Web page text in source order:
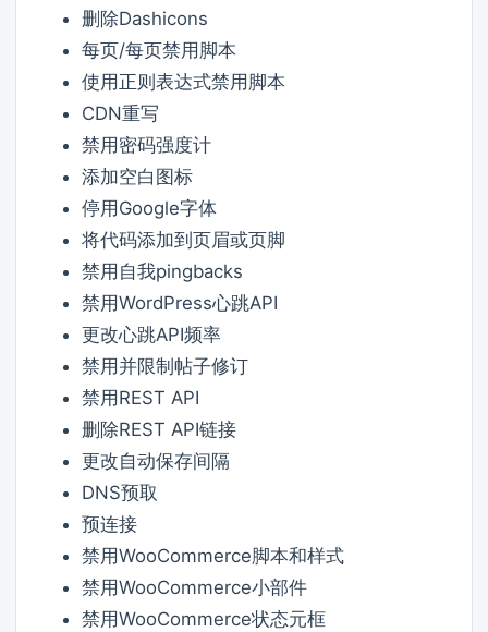
删除Dashicons
每页/每页禁用脚本
使用正则表达式禁用脚本
CDN重写
禁用密码强度计
添加空白图标
停用Google字体
将代码添加到页眉或页脚
禁用自我pingbacks
禁用WordPress心跳API
更改心跳API频率
禁用并限制帖子修订
禁用REST API
删除REST API链接
更改自动保存间隔
DNS预取
预连接
禁用WooCommerce脚本和样式
禁用WooCommerce小部件
禁用WooCommerce状态元框